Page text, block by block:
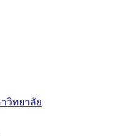
วิทยาลัย